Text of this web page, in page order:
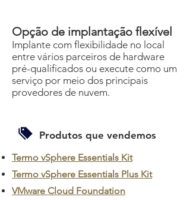
Opção de implantação flexível
Implante com flexibilidade no local
entre vários parceiros de hardware
pré-qualificados ou execute como um
serviço por meio dos principais
provedores de nuvem.
Produtos que vendemos
Termo vSphere Essentials Kit
Termo vSphere Essentials Plus Kit
VMware Cloud Foundation